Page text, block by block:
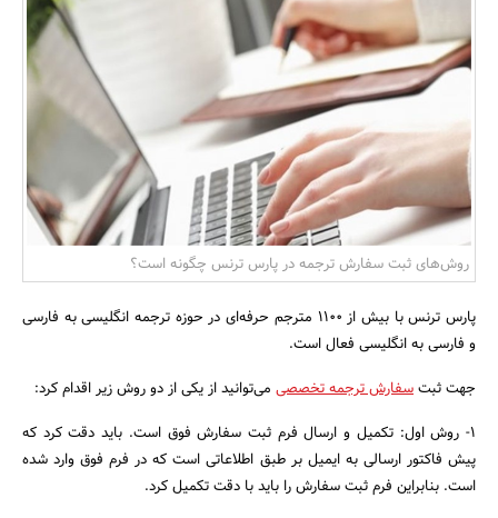
بانک، بیمه و سرمایه
مسکن و ساختمان
روش‌های ثبت سفارش ترجمه در پارس ترنس چگونه است؟
پارس ترنس با بیش از 1100 مترجم حرفه‌ای در حوزه ترجمه انگلیسی به فارسی
و فارسی به انگلیسی فعال است.
جهت ثبتسفارش ترجمه تخصصی می‌توانید از یکی از دو روش زیر اقدام کرد:
۱- روش اول: تکمیل و ارسال فرم ثبت سفارش فوق است. باید دقت کرد که
پیش فاکتور ارسالی به ایمیل بر طبق اطلاعاتی است که در فرم فوق وارد شده
است. بنابراین فرم ثبت سفارش را باید با دقت تکمیل کرد.